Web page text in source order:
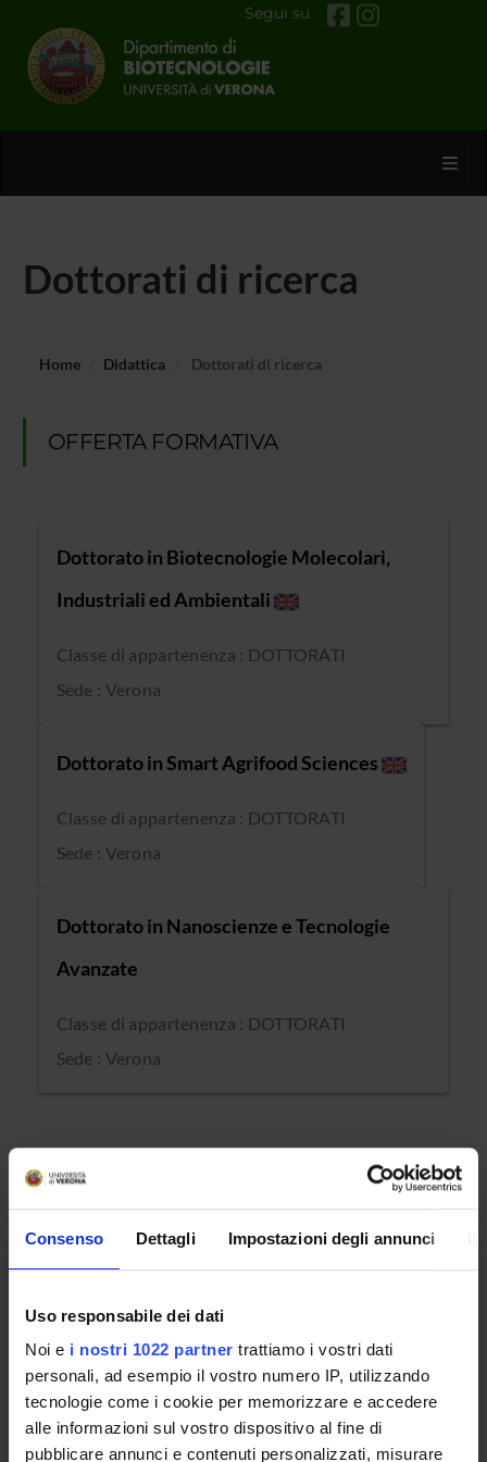
Consenso Dettagli Impostazioni degli annunci
Uso responsabile dei dati
Noi e i nostri 1022 partner trattiamo i vostri dati
personali, ad esempio il vostro numero IP, utilizzando
tecnologie come i cookie per memorizzare e accedere
alle informazioni sul vostro dispositivo al fine di
pubblicare annunci e contenuti personalizzati, misurare
Segui su
Dottorati di ricerca
Home Didattica Dottorati di ricerca
OFFERTA FORMATIVA
Dottorato in Biotecnologie Molecolari,
Industriali ed Ambientali
Classe di appartenenza : DOTTORATI
Sede : Verona
Dottorato in Smart Agrifood Sciences
Classe di appartenenza : DOTTORATI
Sede : Verona
Dottorato in Nanoscienze e Tecnologie
Avanzate
Classe di appartenenza : DOTTORATI
Sede : Verona
CORSI A ESAURIMENTO
I corsi di studio ad esaurimento sono percorsi formativi
che non prevedono l'apertura di nuove iscrizioni. Gli stessi
negli anni accademici precedenti di completare il proprio
percorso formativo. Tali corsi saranno successivamente
disattivati.
CORSO A ESAURIMENTO